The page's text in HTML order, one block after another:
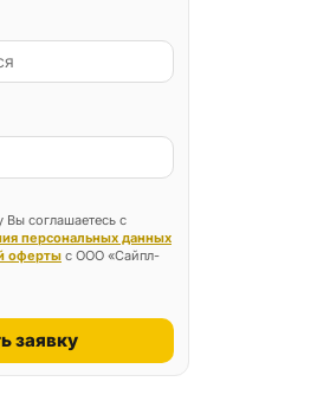
соглашаетесь с
персональных данных
оферты с ООО «Сайпл-
заявку